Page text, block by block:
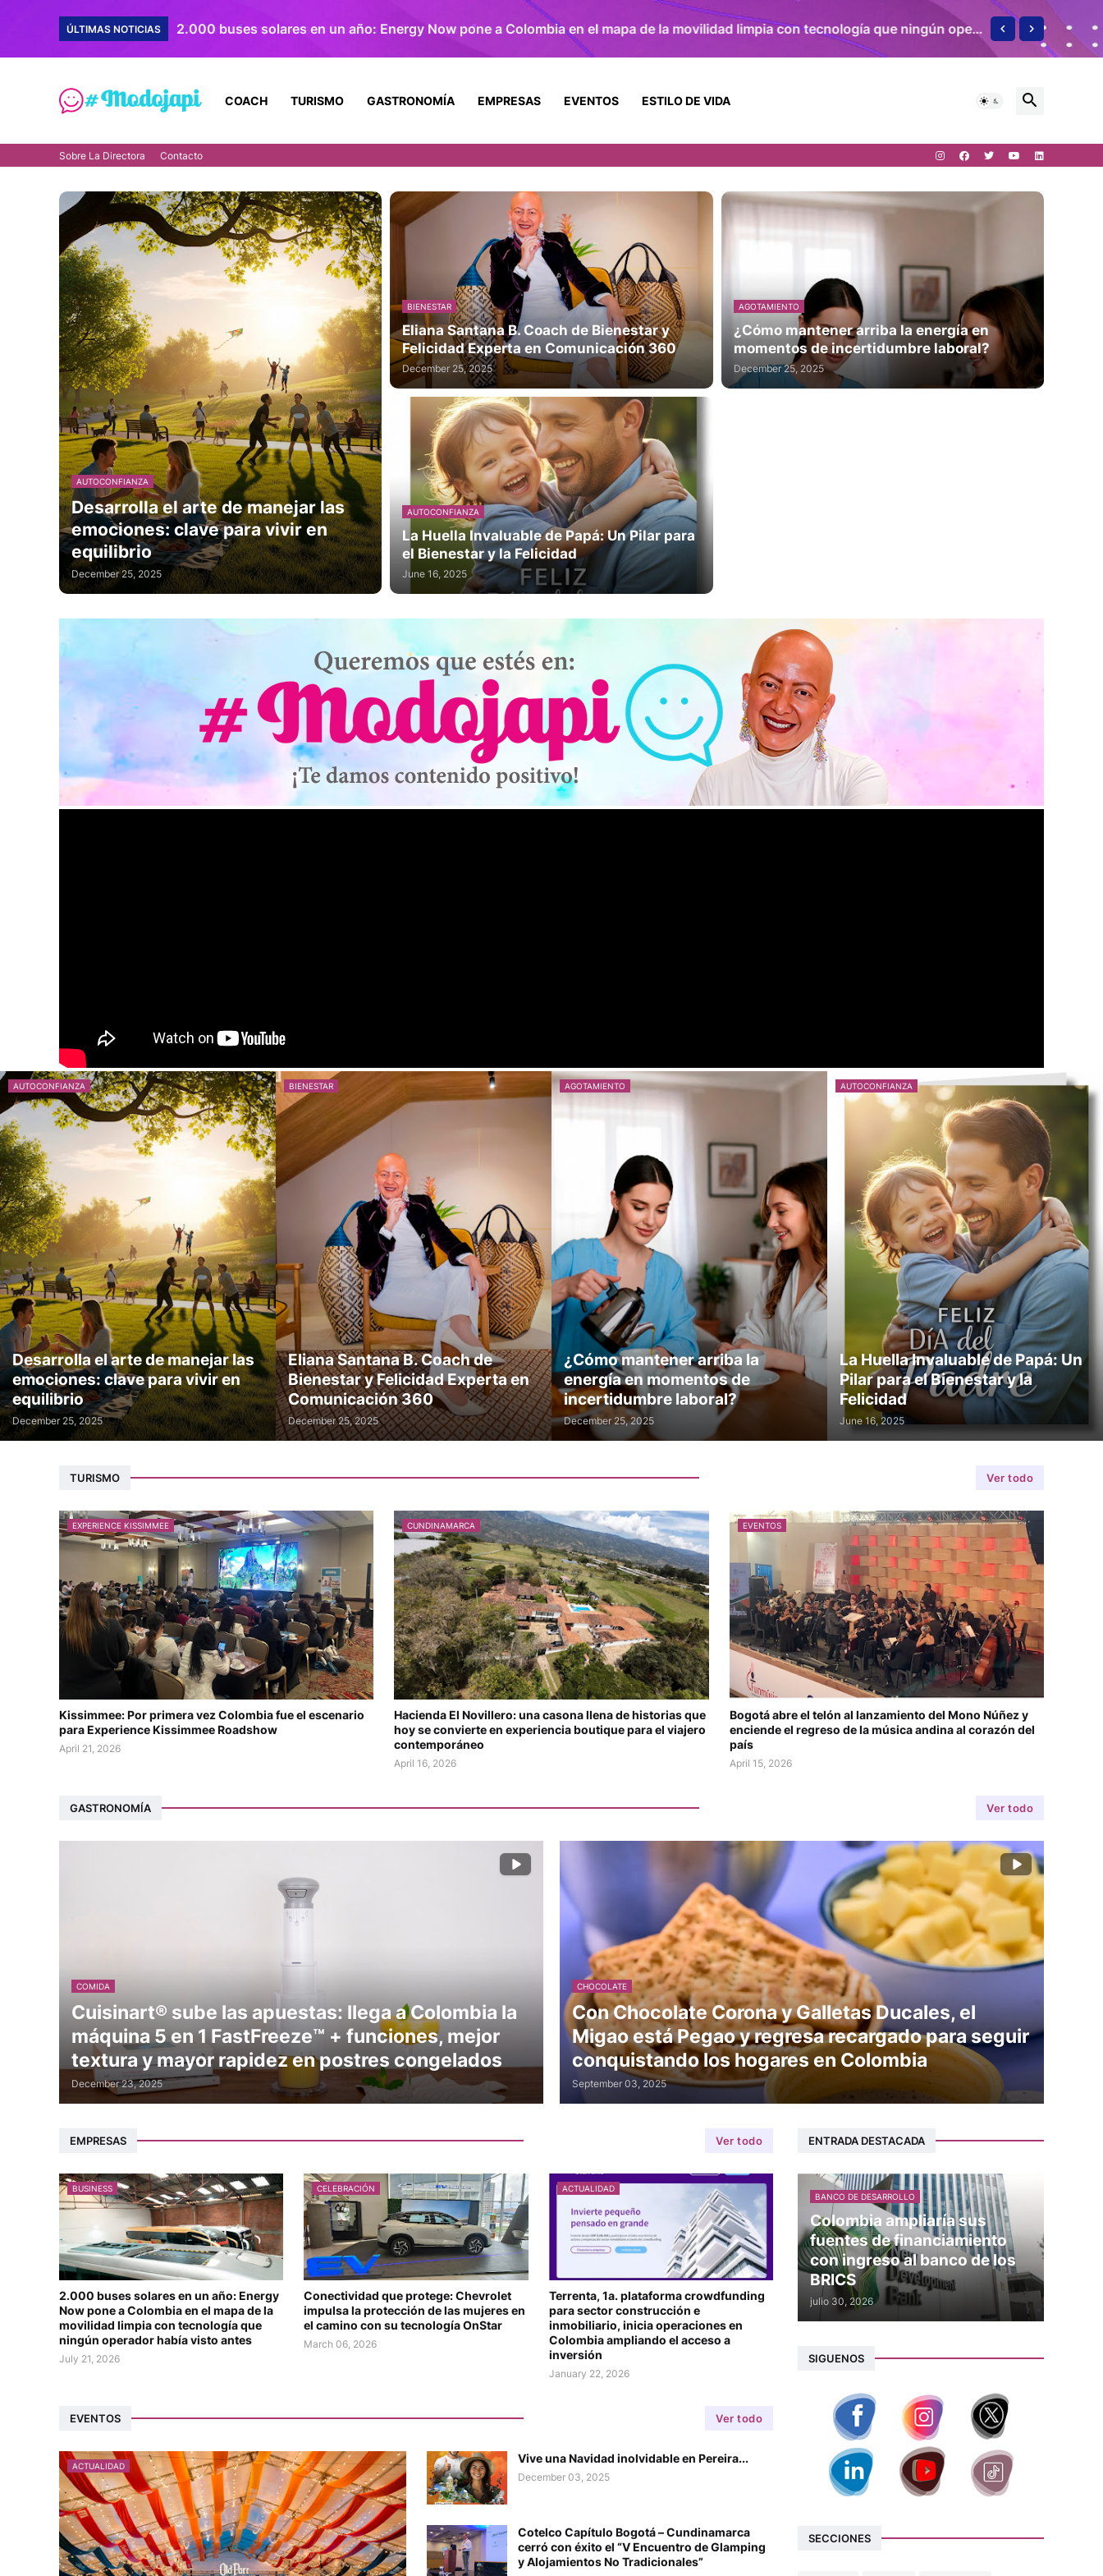
ÚLTIMAS NOTICIAS 2.000 buses solares en un año: Energy Now pone a Colombia en el mapa de la movilidad limpia con tecnología que ningún operador había visto antes
COACH TURISMO GASTRONOMÍA EMPRESAS EVENTOS ESTILO DE VIDA
Sobre La Directora Contacto
AUTOCONFIANZA
Desarrolla el arte de manejar las
emociones: clave para vivir en
equilibrio
December 25, 2025
BIENESTAR
Eliana Santana B. Coach de Bienestar y
Felicidad Experta en Comunicación 360
December 25, 2025
AGOTAMIENTO
¿Cómo mantener arriba la energía en
momentos de incertidumbre laboral?
December 25, 2025
AUTOCONFIANZA
La Huella Invaluable de Papá: Un Pilar para
el Bienestar y la Felicidad
June 16, 2025
AUTOCONFIANZA
Desarrolla el arte de manejar las
emociones: clave para vivir en
equilibrio
December 25, 2025
BIENESTAR
Eliana Santana B. Coach de
Bienestar y Felicidad Experta en
Comunicación 360
December 25, 2025
AGOTAMIENTO
¿Cómo mantener arriba la
energía en momentos de
incertidumbre laboral?
December 25, 2025
AUTOCONFIANZA
La Huella Invaluable de Papá: Un
Pilar para el Bienestar y la
Felicidad
June 16, 2025
TURISMO Ver todo
EXPERIENCE KISSIMMEE
Kissimmee: Por primera vez Colombia fue el escenario
para Experience Kissimmee Roadshow
April 21, 2026
CUNDINAMARCA
Hacienda El Novillero: una casona llena de historias que
hoy se convierte en experiencia boutique para el viajero
contemporáneo
April 16, 2026
EVENTOS
Bogotá abre el telón al lanzamiento del Mono Núñez y
enciende el regreso de la música andina al corazón del
país
April 15, 2026
GASTRONOMÍA Ver todo
COMIDA
Cuisinart® sube las apuestas: llega a Colombia la
máquina 5 en 1 FastFreeze™ + funciones, mejor
textura y mayor rapidez en postres congelados
December 23, 2025
CHOCOLATE
Con Chocolate Corona y Galletas Ducales, el
Migao está Pegao y regresa recargado para seguir
conquistando los hogares en Colombia
September 03, 2025
EMPRESAS Ver todo
BUSINESS
2.000 buses solares en un año: Energy
Now pone a Colombia en el mapa de la
movilidad limpia con tecnología que
ningún operador había visto antes
July 21, 2026
CELEBRACIÓN
Conectividad que protege: Chevrolet
impulsa la protección de las mujeres en
el camino con su tecnología OnStar
March 06, 2026
ACTUALIDAD
Terrenta, 1a. plataforma crowdfunding
para sector construcción e
inmobiliario, inicia operaciones en
Colombia ampliando el acceso a
inversión
January 22, 2026
EVENTOS Ver todo
ACTUALIDAD
Vive una Navidad inolvidable en Pereira...
December 03, 2025
Cotelco Capítulo Bogotá – Cundinamarca
cerró con éxito el “V Encuentro de Glamping
y Alojamientos No Tradicionales”
ENTRADA DESTACADA
BANCO DE DESARROLLO
Colombia ampliaría sus
fuentes de financiamiento
con ingreso al banco de los
BRICS
julio 30, 2026
SIGUENOS
SECCIONES